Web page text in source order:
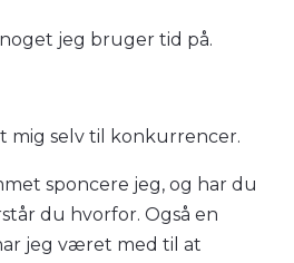
jeg bruger tid på.
mig selv til konkurrencer.
sponcere jeg, og har du
du hvorfor. Også en
jeg været med til at